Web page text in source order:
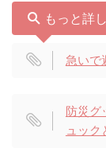
もっと詳
急いで
防災グ
ュック